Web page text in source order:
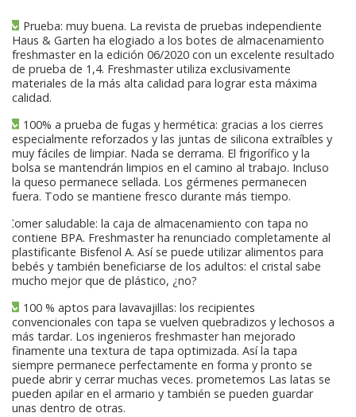
Prueba: muy buena. La revista de pruebas independiente
Haus & Garten ha elogiado a los botes de almacenamiento
freshmaster en la edición 06/2020 con un excelente resultado
de prueba de 1,4. Freshmaster utiliza exclusivamente
materiales de la más alta calidad para lograr esta máxima
calidad.
100% a prueba de fugas y hermética: gracias a los cierres
especialmente reforzados y las juntas de silicona extraíbles y
muy fáciles de limpiar. Nada se derrama. El frigorífico y la
bolsa se mantendrán limpios en el camino al trabajo. Incluso
la queso permanece sellada. Los gérmenes permanecen
fuera. Todo se mantiene fresco durante más tiempo.
Comer saludable: la caja de almacenamiento con tapa no
contiene BPA. Freshmaster ha renunciado completamente al
plastificante Bisfenol A. Así se puede utilizar alimentos para
bebés y también beneficiarse de los adultos: el cristal sabe
mucho mejor que de plástico, ¿no?
100 % aptos para lavavajillas: los recipientes
convencionales con tapa se vuelven quebradizos y lechosos a
más tardar. Los ingenieros freshmaster han mejorado
finamente una textura de tapa optimizada. Así la tapa
siempre permanece perfectamente en forma y pronto se
puede abrir y cerrar muchas veces. prometemos Las latas se
pueden apilar en el armario y también se pueden guardar
unas dentro de otras.